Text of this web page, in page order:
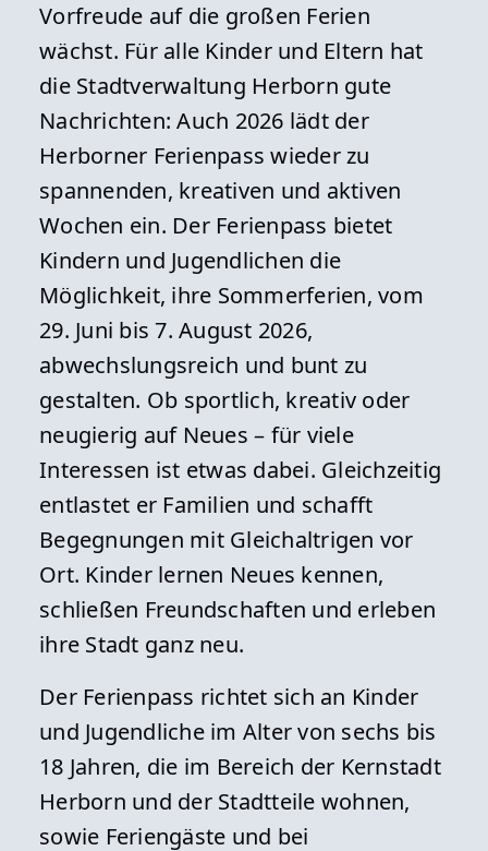
Vorfreude auf die großen Ferien
wächst. Für alle Kinder und Eltern hat
die Stadtverwaltung Herborn gute
Nachrichten: Auch 2026 lädt der
Herborner Ferienpass wieder zu
spannenden, kreativen und aktiven
Wochen ein. Der Ferienpass bietet
Kindern und Jugendlichen die
Möglichkeit, ihre Sommerferien, vom
29. Juni bis 7. August 2026,
abwechslungsreich und bunt zu
gestalten. Ob sportlich, kreativ oder
neugierig auf Neues – für viele
Interessen ist etwas dabei. Gleichzeitig
entlastet er Familien und schafft
Begegnungen mit Gleichaltrigen vor
Ort. Kinder lernen Neues kennen,
schließen Freundschaften und erleben
ihre Stadt ganz neu.
Der Ferienpass richtet sich an Kinder
und Jugendliche im Alter von sechs bis
18 Jahren, die im Bereich der Kernstadt
Herborn und der Stadtteile wohnen,
sowie Feriengäste und bei